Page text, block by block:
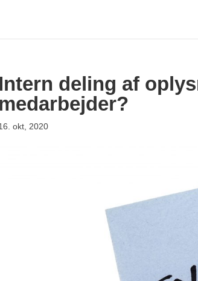
Intern deling af
medarbejder?
okt, 2020